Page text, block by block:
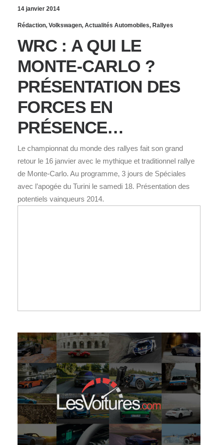
14 janvier 2014
Rédaction, Volkswagen, Actualités Automobiles, Rallyes
WRC : A QUI LE
MONTE-CARLO ?
PRÉSENTATION DES
FORCES EN
PRÉSENCE…
Le championnat du monde des rallyes fait son grand
retour le 16 janvier avec le mythique et traditionnel rallye
de Monte-Carlo. Au programme, 3 jours de Spéciales
avec l’apogée du Turini le samedi 18. Présentation des
potentiels vainqueurs 2014.